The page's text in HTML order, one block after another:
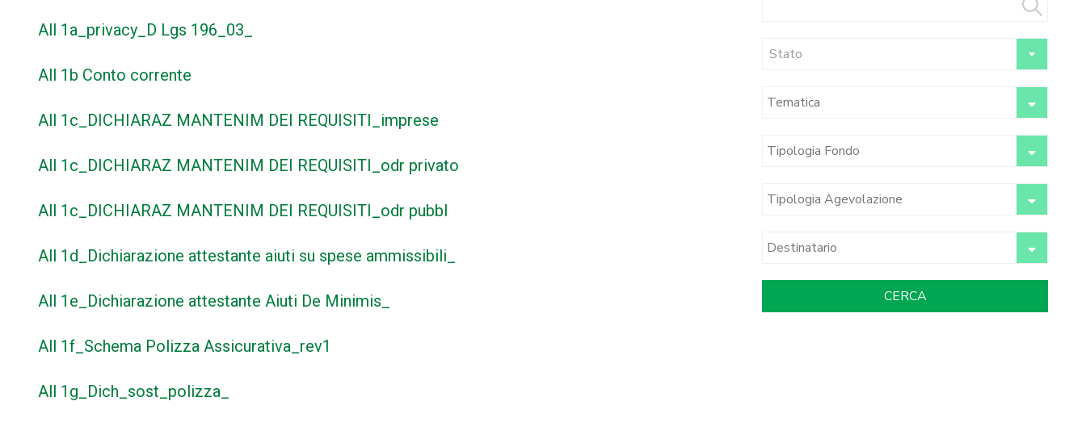
All 1a_privacy_D Lgs 196_03_
All 1b Conto corrente
All 1c_DICHIARAZ MANTENIM DEI REQUISITI_imprese
All 1c_DICHIARAZ MANTENIM DEI REQUISITI_odr privato
All 1c_DICHIARAZ MANTENIM DEI REQUISITI_odr pubbl
All 1d_Dichiarazione attestante aiuti su spese ammissibili_
All 1e_Dichiarazione attestante Aiuti De Minimis_
All 1f_Schema Polizza Assicurativa_rev1
All 1g_Dich_sost_polizza_
Stato